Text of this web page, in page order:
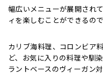
幅広いメニューが展開され
ィを楽しむことができるの
カリブ海料理、コロンビア
ど、お気に入りの料理や馴
ラントベースのヴィーガン